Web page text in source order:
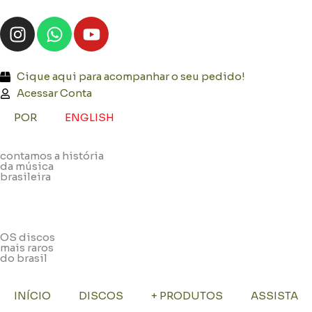
para
o
I
n
t
a
g
m
W
h
t
s
p
Y
o
t
u
b
Cique aqui para acompanhar o seu pedido!
Acessar Conta
POR
ENGLISH
contamos a história
da música
brasileira
OS discos
mais raros
do brasil
INÍCIO DISCOS + PRODUTOS ASSISTA